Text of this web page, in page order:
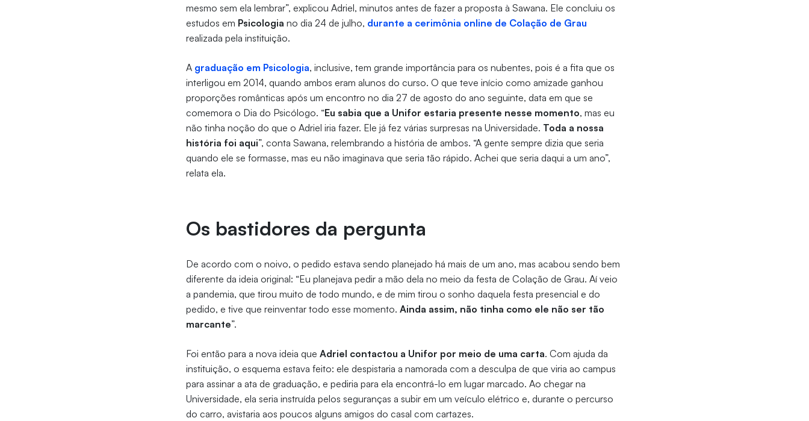
mesmo sem ela lembrar”, explicou Adriel, minutos antes de fazer a proposta à Sawana. Ele concluiu os
estudos em Psicologia no dia 24 de julho, durante a cerimônia online de Colação de Grau
realizada pela instituição.
A graduação em Psicologia, inclusive, tem grande importância para os nubentes, pois é a fita que os
interligou em 2014, quando ambos eram alunos do curso. O que teve início como amizade ganhou
proporções românticas após um encontro no dia 27 de agosto do ano seguinte, data em que se
comemora o Dia do Psicólogo. “Eu sabia que a Unifor estaria presente nesse momento, mas eu
não tinha noção do que o Adriel iria fazer. Ele já fez várias surpresas na Universidade. Toda a nossa
história foi aqui”, conta Sawana, relembrando a história de ambos. “A gente sempre dizia que seria
quando ele se formasse, mas eu não imaginava que seria tão rápido. Achei que seria daqui a um ano”,
relata ela.
Os bastidores da pergunta
De acordo com o noivo, o pedido estava sendo planejado há mais de um ano, mas acabou sendo bem
diferente da ideia original: “Eu planejava pedir a mão dela no meio da festa de Colação de Grau. Aí veio
a pandemia, que tirou muito de todo mundo, e de mim tirou o sonho daquela festa presencial e do
pedido, e tive que reinventar todo esse momento.Ainda assim, não tinha como ele não ser tão
marcante”.
Foi então para a nova ideia queAdriel contactou a Unifor por meio de uma carta. Com ajuda da
instituição, o esquema estava feito: ele despistaria a namorada com a desculpa de que viria ao campus
para assinar a ata de graduação, e pediria para ela encontrá-lo em lugar marcado. Ao chegar na
Universidade, ela seria instruída pelos seguranças a subir em um veículo elétrico e, durante o percurso
do carro, avistaria aos poucos alguns amigos do casal com cartazes.